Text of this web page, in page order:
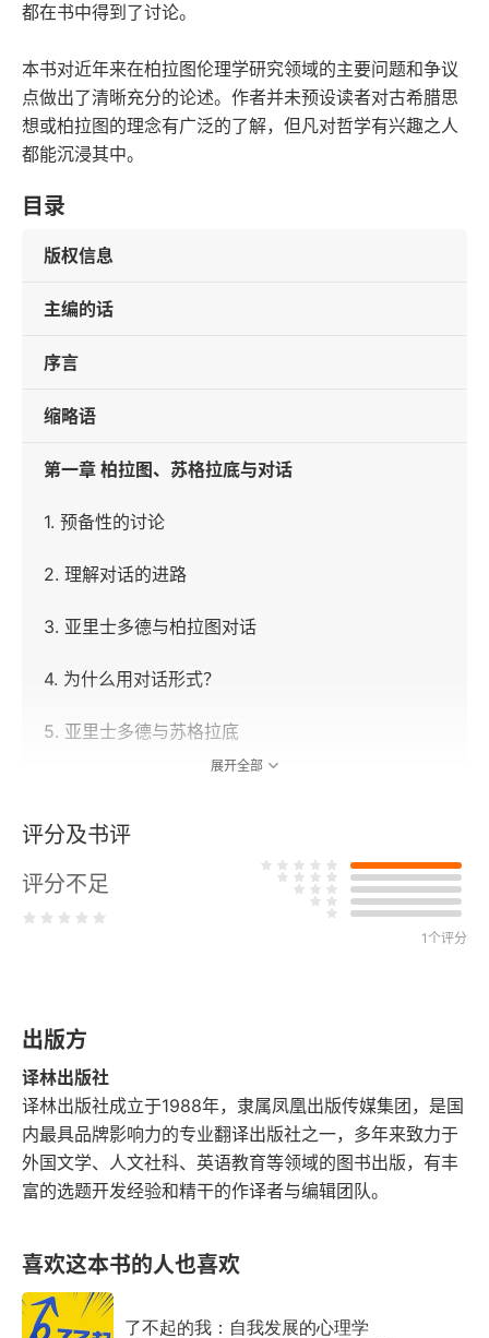
都在书中得到了讨论。
本书对近年来在柏拉图伦理学研究领域的主要问题和争议
点做出了清晰充分的论述。作者并未预设读者对古希腊思
想或柏拉图的理念有广泛的了解，但凡对哲学有兴趣之人
都能沉浸其中。
目录
版权信息
主编的话
序言
缩略语
第一章 柏拉图、苏格拉底与对话
1. 预备性的讨论
2. 理解对话的进路
3. 亚里士多德与柏拉图对话
4. 为什么用对话形式？
5. 亚里士多德与苏格拉底
7. 柏拉图对苏格拉底的态度
8. 希腊伦理学史中的苏格拉底
10. 辩驳法的使用
11. 苏格拉底的建设性方法
12. 对说明的要求
13. 说明与定义
14. 充分的定义
15. 定义的类型
展开全部
评分及书评
评分不足
1个评分
出版方
译林出版社
译林出版社成立于1988年，隶属凤凰出版传媒集团，是国
内最具品牌影响力的专业翻译出版社之一，多年来致力于
外国文学、人文社科、英语教育等领域的图书出版，有丰
富的选题开发经验和精干的作译者与编辑团队。
喜欢这本书的人也喜欢
了不起的我：自我发展的心理学